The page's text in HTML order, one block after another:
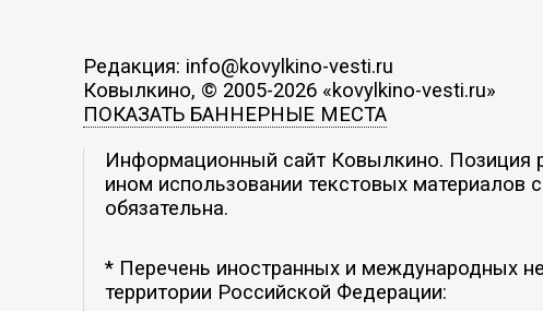
Редакция: info@kovylkino-vesti.ru
Ковылкино, © 2005-2026 «kovylkino-vesti.ru»
ПОКАЗАТЬ БАННЕРНЫЕ МЕСТА
Информационный сайт Ковылкино. Позиция
ином использовании текстовых материалов
обязательна.
* Перечень иностранных и международных
территории Российской Федерации: